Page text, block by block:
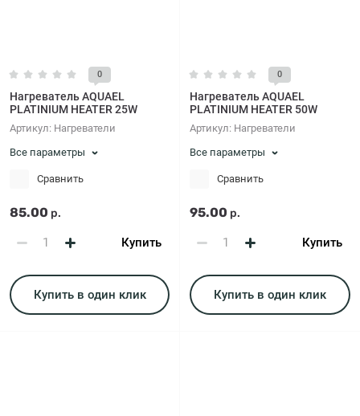
0
Нагреватель AQUAEL
PLATINIUM HEATER 25W
Артикул: Нагреватели
Все параметры
Сравнить
85.00 р.
Купить
Купить в один клик
0
Нагреватель AQUAEL
PLATINIUM HEATER 50W
Артикул: Нагреватели
Все параметры
Сравнить
95.00 р.
Купить
Купить в один клик